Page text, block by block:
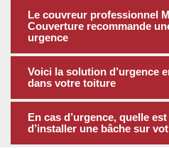
Le couvreur professionnel
Couverture recommande
urgence
Voici la solution d’urgence
dans votre toiture
En cas d’urgence, quelle
d’installer une bâche sur